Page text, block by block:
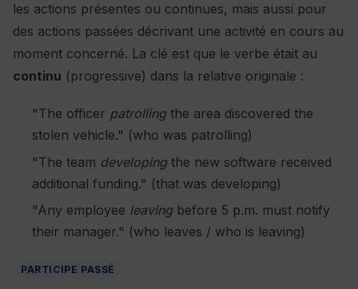
les actions présentes ou continues, mais aussi pour
des actions passées décrivant une activité en cours au
moment concerné. La clé est que le verbe était au
continu (progressive) dans la relative originale :
"The officer patrollingthe area discovered the
stolen vehicle." (who was patrolling)
"The team developingthe new software received
additional funding." (that was developing)
"Any employee leavingbefore 5 p.m. must notify
their manager." (who leaves / who is leaving)
PARTICIPE PASSÉ